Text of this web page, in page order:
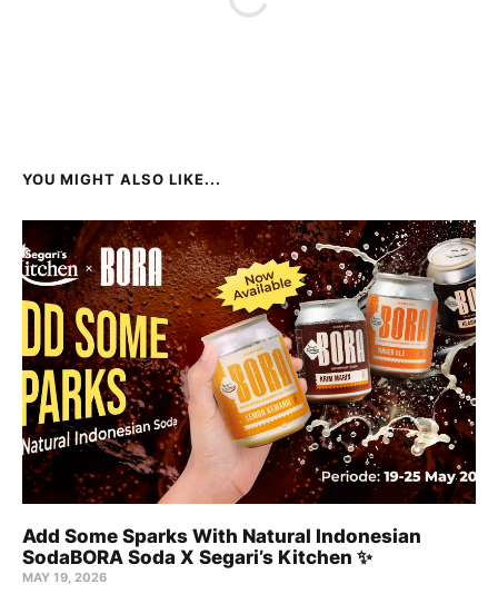
YOU MIGHT ALSO LIKE...
Add Some Sparks With Natural Indonesian
SodaBORA Soda X Segari’s Kitchen ✨
MAY 19, 2026